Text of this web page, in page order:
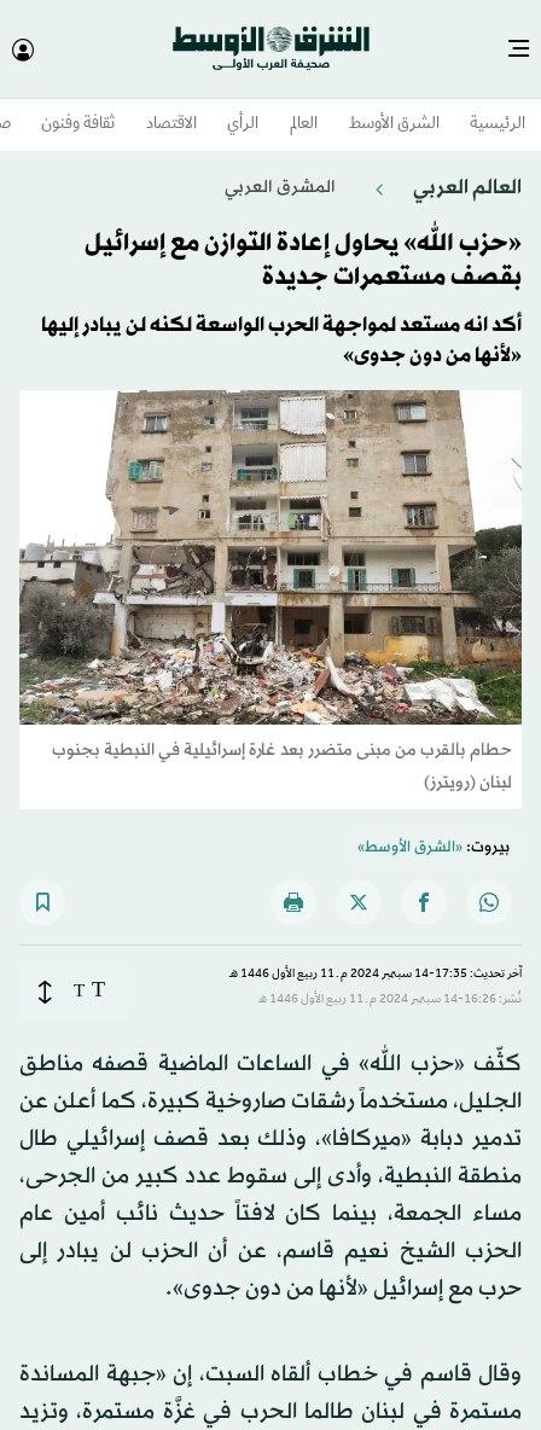
الرئيسية الشرق الأوسط​ العالم الرأي الاقتصاد ثقافة وفنون
العالم العربي المشرق العربي
«حزب الله» يحاول إعادة التوازن مع إسرائيل
بقصف مستعمرات جديدة
أكد انه مستعد لمواجهة الحرب الواسعة لكنه لن يبادر إليها
«لأنها من دون جدوى»
حطام بالقرب من مبنى متضرر بعد غارة إسرائيلية في النبطية بجنوب
لبنان (رويترز)
بيروت:«الشرق الأوسط»
آخر تحديث: 17:35-14 سبتمبر 2024 م ـ 11 ربيع الأول 1446 هـ
نُشر: 16:26-14 سبتمبر 2024 م ـ 11 ربيع الأول 1446 هـ
T
T
كثّف «حزب الله» في الساعات الماضية قصفه مناطق
الجليل، مستخدماً رشقات صاروخية كبيرة، كما أعلن عن
تدمير دبابة «ميركافا»، وذلك بعد قصف إسرائيلي طال
منطقة النبطية، وأدى إلى سقوط عدد كبير من الجرحى،
مساء الجمعة، بينما كان لافتاً حديث نائب أمين عام
الحزب الشيخ نعيم قاسم، عن أن الحزب لن يبادر إلى
حرب مع إسرائيل «لأنها من دون جدوى».
وقال قاسم في خطاب ألقاه السبت، إن «جبهة المساندة
مستمرة في لبنان طالما الحرب في غزَّة مستمرة، وتزيد